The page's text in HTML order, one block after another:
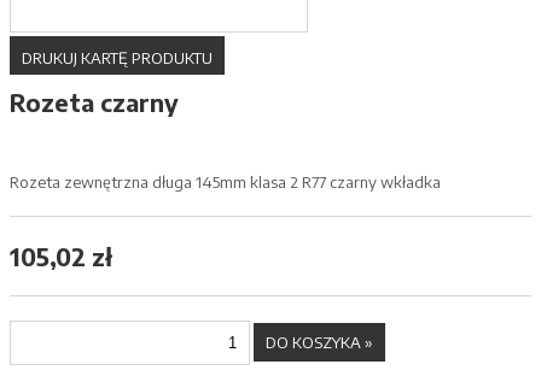
DRUKUJ KARTĘ PRODUKTU
Rozeta czarny
Rozeta zewnętrzna długa 145mm klasa 2 R77 czarny wkładka
105,02 zł